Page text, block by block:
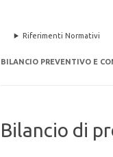
Riferimenti Normativi
BILANCIO PREVENTIVO E
Bilancio di